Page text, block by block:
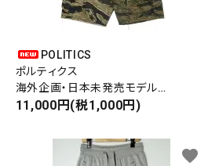
POLITICS
ポルティクス
海外企画・日本未発売モデル
CAMO CARGO SHORTS
タイガーカモ
11,000円(税1,000円)
favorite